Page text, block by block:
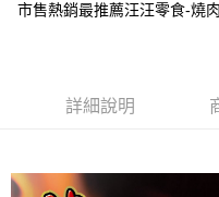
台新國際商業銀行
Google Pay
大哥付你分期
1.本服務由台灣大哥大提供，台
2.付款方式選擇「大哥付你分期
市售熱銷最推薦汪汪零食-燒
詳細說明